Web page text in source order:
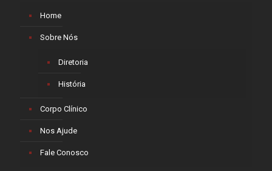
Home
Sobre Nós
Diretoria
História
Corpo Clínico
Nos Ajude
Fale Conosco